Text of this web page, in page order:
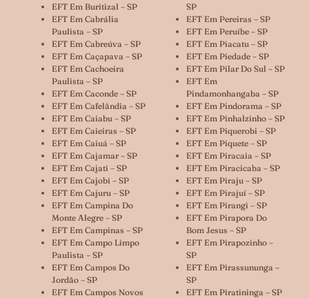
EFT Em Buritizal – SP
EFT Em Cabrália
Paulista – SP
EFT Em Cabreúva – SP
EFT Em Caçapava – SP
EFT Em Cachoeira
Paulista – SP
EFT Em Caconde – SP
EFT Em Cafelândia – SP
EFT Em Caiabu – SP
EFT Em Caieiras – SP
EFT Em Caiuá – SP
EFT Em Cajamar – SP
EFT Em Cajati – SP
EFT Em Cajobi – SP
EFT Em Cajuru – SP
EFT Em Campina Do
Monte Alegre – SP
EFT Em Campinas – SP
EFT Em Campo Limpo
Paulista – SP
EFT Em Campos Do
Jordão – SP
EFT Em Campos Novos
SP
EFT Em Pereiras – SP
EFT Em Peruíbe – SP
EFT Em Piacatu – SP
EFT Em Piedade – SP
EFT Em Pilar Do Sul – SP
EFT Em
Pindamonhangaba – SP
EFT Em Pindorama – SP
EFT Em Pinhalzinho – SP
EFT Em Piquerobi – SP
EFT Em Piquete – SP
EFT Em Piracaia – SP
EFT Em Piracicaba – SP
EFT Em Piraju – SP
EFT Em Pirajuí – SP
EFT Em Pirangi – SP
EFT Em Pirapora Do
Bom Jesus – SP
EFT Em Pirapozinho –
SP
EFT Em Pirassununga –
SP
EFT Em Piratininga – SP